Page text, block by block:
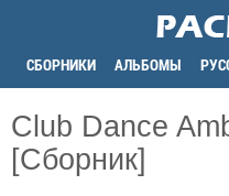
СБОРНИКИ АЛЬБОМЫ
Club Dance
[Сборник]